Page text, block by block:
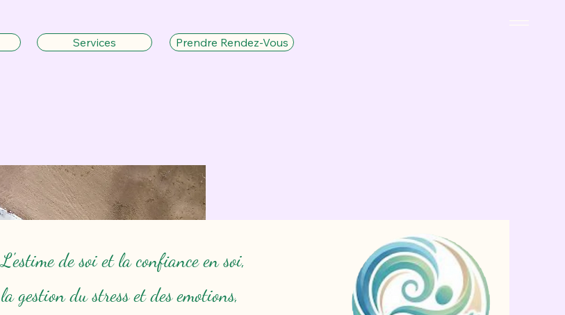
Services Prendre Rendez-Vous
L'estime de soi et la confiance en soi,
la gestion du stress et des emotions,